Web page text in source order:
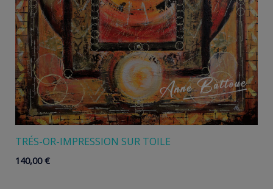
TRÉS-OR-IMPRESSION SUR TOILE
140,00€